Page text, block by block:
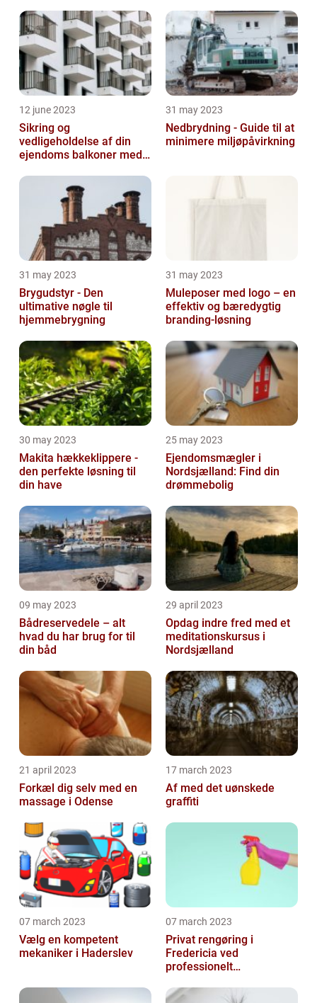
12 june 2023
Sikring og
vedligeholdelse af din
ejendoms balkoner med
31 may 2023
Nedbrydning - Guide til at
minimere miljøpåvirkning
31 may 2023
Brygudstyr - Den
ultimative nøgle til
hjemmebrygning
31 may 2023
Muleposer med logo – en
effektiv og bæredygtig
branding-løsning
30 may 2023
Makita hækkeklippere -
den perfekte løsning til
din have
25 may 2023
Ejendomsmægler i
Nordsjælland: Find din
drømmebolig
09 may 2023
Bådreservedele – alt
hvad du har brug for til
din båd
29 april 2023
Opdag indre fred med et
meditationskursus i
Nordsjælland
21 april 2023
Forkæl dig selv med en
massage i Odense
17 march 2023
Af med det uønskede
graffiti
07 march 2023
Vælg en kompetent
mekaniker i Haderslev
07 march 2023
Privat rengøring i
Fredericia ved
professionelt